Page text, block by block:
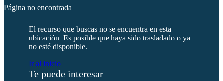
Página no encontrada
El recurso que buscas no se encuentra en esta
ubicación. Es posible que haya sido trasladado o ya
no esté disponible.
Ir al inicio
Te puede interesar